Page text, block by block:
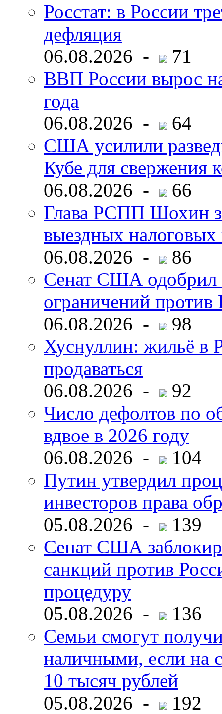
Росстат: в России
дефляция
06.08.2026 -
71
ВВП России вырос
года
06.08.2026 -
64
США усилили
Кубе для свержения
06.08.2026 -
66
Глава РСПП Шохин
выездных налоговых
06.08.2026 -
86
Сенат США одобрил
ограничений
06.08.2026 -
98
Хуснуллин: жильё в
продаваться
06.08.2026 -
92
Число дефолтов по
вдвое в 2026 году
06.08.2026 -
104
Путин утвердил
инвесторов права
05.08.2026 -
139
Сенат США
санкций против
процедуру
05.08.2026 -
136
Семьи смогут
наличными, если на
10 тысяч рублей
05.08.2026 -
192